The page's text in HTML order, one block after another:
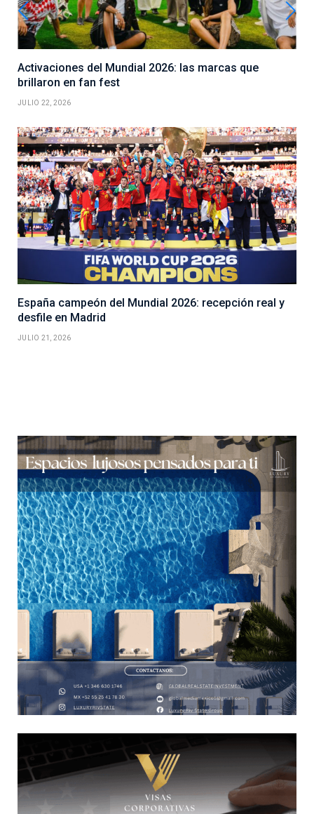
Activaciones del Mundial 2026: las marcas que
brillaron en fan fest
JULIO 22, 2026
España campeón del Mundial 2026: recepción real y
desfile en Madrid
JULIO 21, 2026